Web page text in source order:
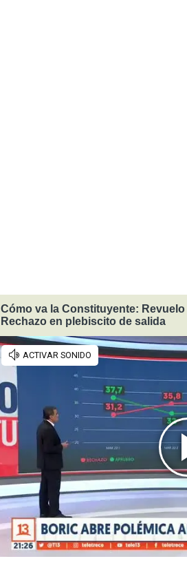
Cómo va la Constituyente:
Rechazo en plebiscito de salida